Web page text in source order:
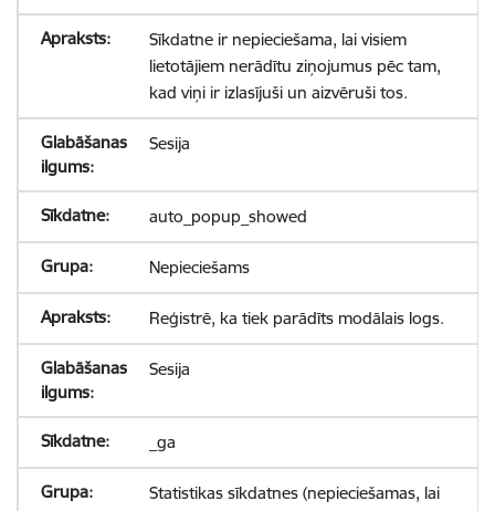
Sīkdatne ir nepieciešama, lai visiem
lietotājiem nerādītu ziņojumus pēc tam,
kad viņi ir izlasījuši un aizvēruši tos.
Sesija
auto_popup_showed
Nepieciešams
Reģistrē, ka tiek parādīts modālais logs.
Sesija
_ga
Statistikas sīkdatnes (nepieciešamas, lai